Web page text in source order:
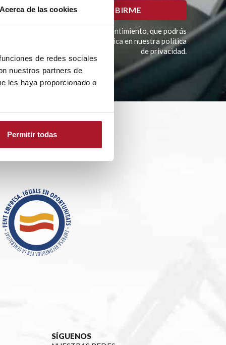
de las cookies
de redes sociales
nuestros partners de
les haya proporcionado o
Permitir todas
del tratamiento es tu consentimiento, que podrás
otros derechos como se explica en nuestra política
de privacidad.
SÍGUENOS